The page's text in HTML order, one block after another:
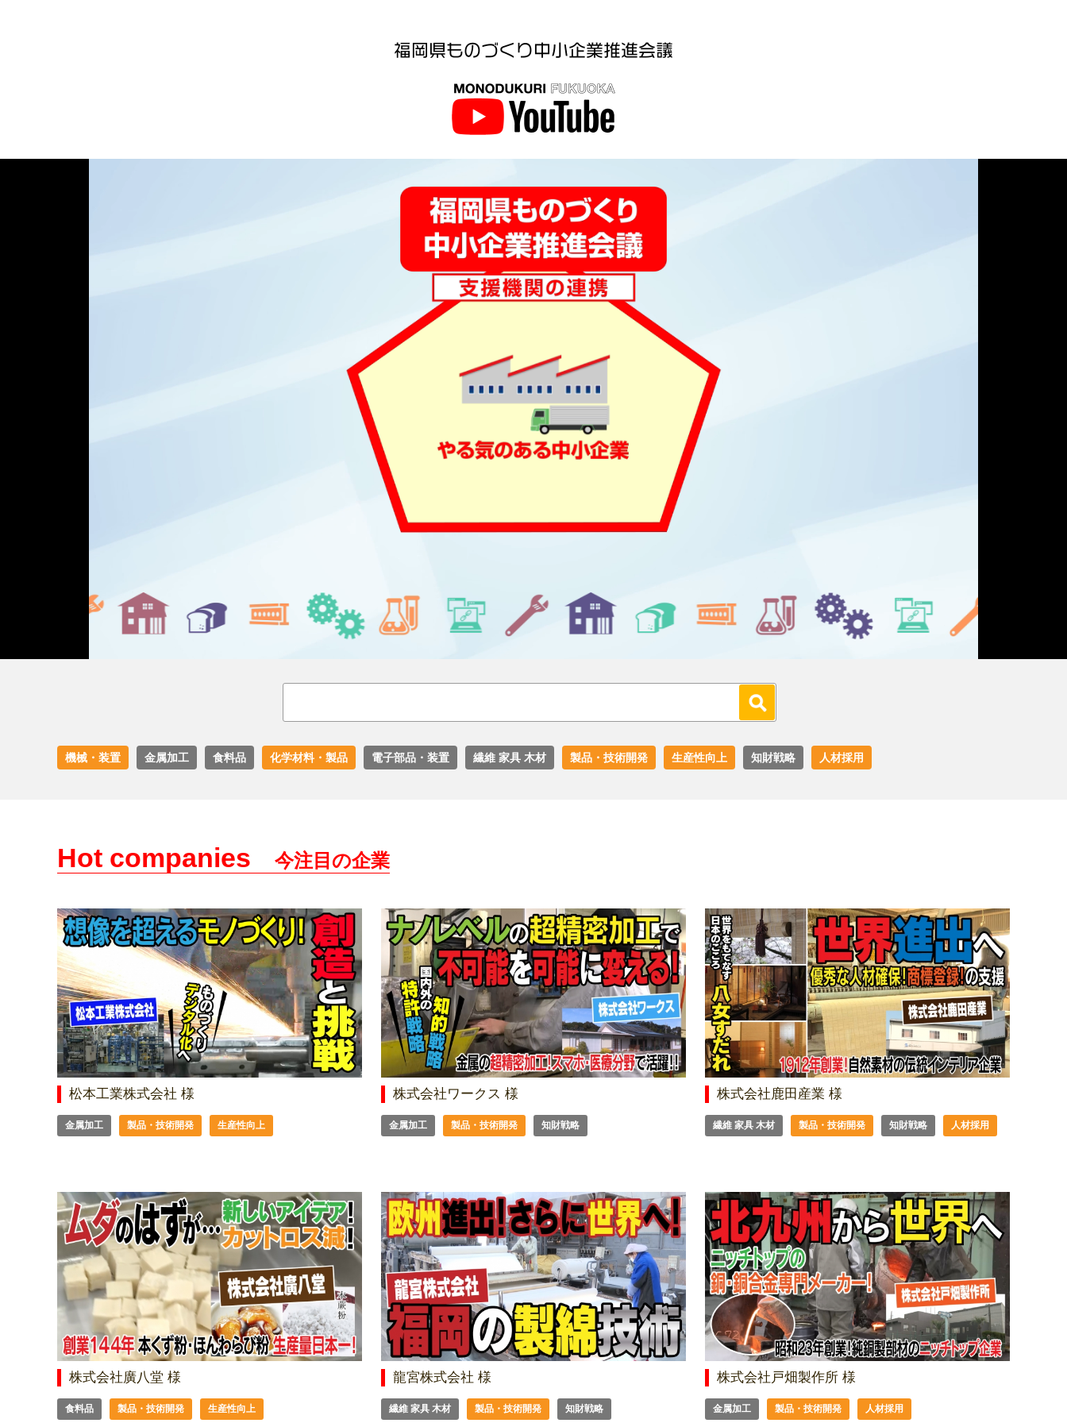
機械・装置 金属加工 食料品 化学材料・製品 電子部品・装置 繊維 家具 木材 製品・技術開発 生産性向上 知財戦略 人材採用
Hot companies 今注目の企業
松本工業株式会社 様
金属加工 製品・技術開発 生産性向上
株式会社ワークス 様
金属加工 製品・技術開発 知財戦略
株式会社鹿田産業 様
繊維 家具 木材 製品・技術開発 知財戦略 人材採用
株式会社廣八堂 様
食料品 製品・技術開発 生産性向上
龍宮株式会社 様
繊維 家具 木材 製品・技術開発 知財戦略
株式会社戸畑製作所 様
金属加工 製品・技術開発 人材採用